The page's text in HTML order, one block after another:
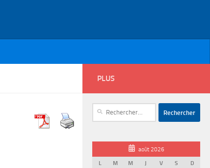
PLUS
août 2026
L
M M J V S
D